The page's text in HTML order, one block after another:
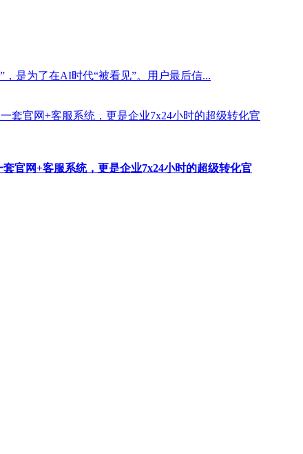
是为了在AI时代“被看见”。用户最后信...
官网+客服系统，更是企业7x24小时的超级转化官